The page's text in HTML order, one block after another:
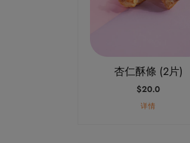
杏仁酥條 (2片)
$20.0
详情